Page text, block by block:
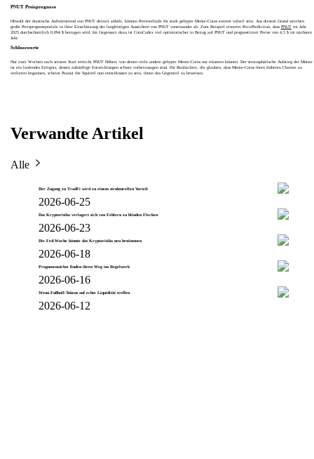
PNUT Preisprognose
Obwohl der drastische Aufwärtstrend von PNUT derzeit anhält, können Preisverläufe für stark gehypte Meme-Coins extrem volatil sein. Aus diesem Grund weichen
große Preisprognoseportale in ihrer Einschätzung der langfristigen Aussichten von PNUT voneinander ab. Zum Beispiel erwartet PricePrediction, dass PNUTim Jahr
2025 durchschnittlich 0,094 $ betragen wird. Im Gegensatz dazu ist CoinCodex viel optimistischer in Bezug auf PNUT und prognostiziert Preise von 4,5 $ im nächsten
Jahr.
Schlussworte
Nur zwei Wochen nach seinem Start erreicht PNUT Höhen, von denen viele andere gehypte Meme-Coins nur träumen können. Der stratosphärische Aufstieg der Münze
ist ein laufendes Ereignis, dessen zukünftige Entwicklungen schwer vorherzusagen sind. Für Beobachter, die glauben, dass Meme-Coins ihren früheren Charme zu
verlieren begannen, scheint Peanut the Squirrel nun entschlossen zu sein, ihnen das Gegenteil zu beweisen.
Verwandte Artikel
Alle
Der Zugang zu TradFi wird zu einem strukturellen Vorteil
2026-06-25
Das Kryptorisiko verlagert sich von Fehlern zu blinden Flecken
2026-06-23
Die Fed-Woche könnte das Kryptorisiko neu bestimmen
2026-06-18
Prognosemärkte finden ihren Weg ins Regelwerk
2026-06-16
Wenn Fußball-Tokens auf echte Liquidität treffen
2026-06-12